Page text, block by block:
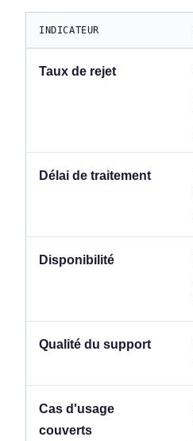
INDICATEUR
Taux de rejet
Délai de traitement
Disponibilité
Qualité du support
Cas d'usage
couverts